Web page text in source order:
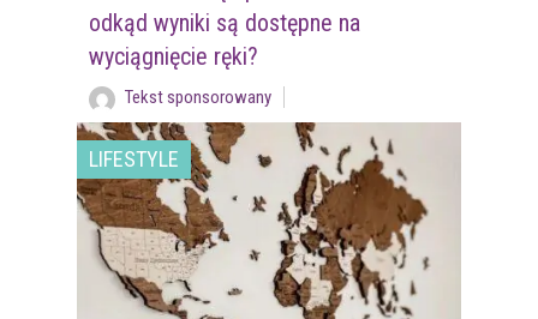
odkąd wyniki są dostępne na
wyciągnięcie ręki?
Tekst sponsorowany
LIFESTYLE